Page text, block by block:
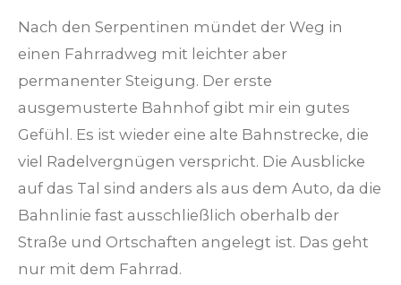
Nach den Serpentinen mündet der Weg in
einen Fahrradweg mit leichter aber
permanenter Steigung. Der erste
ausgemusterte Bahnhof gibt mir ein gutes
Gefühl. Es ist wieder eine alte Bahnstrecke, die
viel Radelvergnügen verspricht. Die Ausblicke
auf das Tal sind anders als aus dem Auto, da die
Bahnlinie fast ausschließlich oberhalb der
Straße und Ortschaften angelegt ist. Das geht
nur mit dem Fahrrad.